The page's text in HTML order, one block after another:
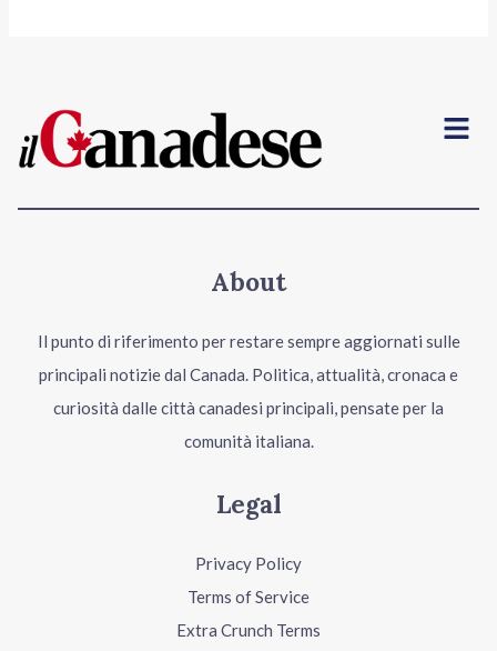
Menu
About
Il punto di riferimento per restare sempre aggiornati sulle
principali notizie dal Canada. Politica, attualità, cronaca e
curiosità dalle città canadesi principali, pensate per la
comunità italiana.
Legal
Privacy Policy
Terms of Service
Extra Crunch Terms